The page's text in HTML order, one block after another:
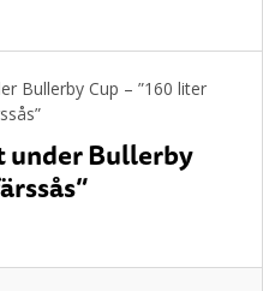
under Bullerby